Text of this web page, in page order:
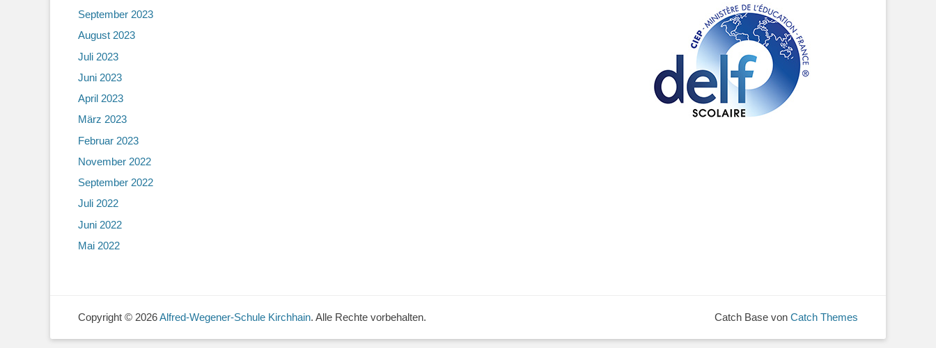
September 2023
August 2023
Juli 2023
Juni 2023
April 2023
März 2023
Februar 2023
November 2022
September 2022
Juli 2022
Juni 2022
Mai 2022
Copyright © 2026Alfred-Wegener-Schule Kirchhain. Alle Rechte vorbehalten. Catch Base von Catch Themes